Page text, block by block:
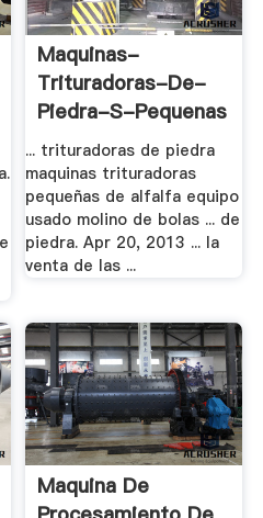
Maquinas-
Trituradoras-De-
Piedra-S-Pequenas
... trituradoras de piedra
maquinas trituradoras
pequeñas de alfalfa equipo
usado molino de bolas ... de
piedra. Apr 20, 2013 ... la
venta de las ...
Maquina De